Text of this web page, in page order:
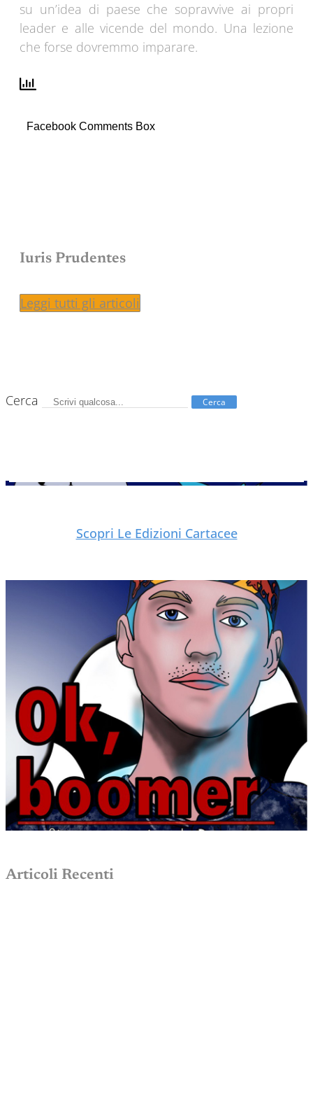
su un’idea di paese che sopravvive ai propri
leader e alle vicende del mondo. Una lezione
che forse dovremmo imparare.
Facebook Comments Box
Iuris Prudentes
Leggi tutti gli articoli
Cerca Cerca
Scopri Le Edizioni Cartacee
Articoli Recenti